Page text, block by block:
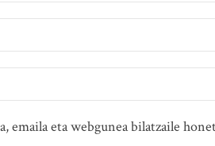
emaila eta webgunea bilatzaile